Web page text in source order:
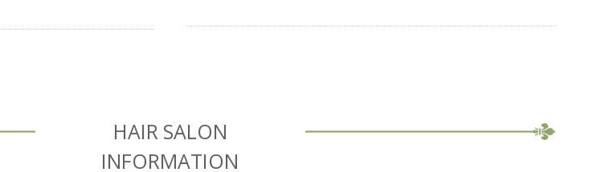
HAIR SALON
INFORMATION